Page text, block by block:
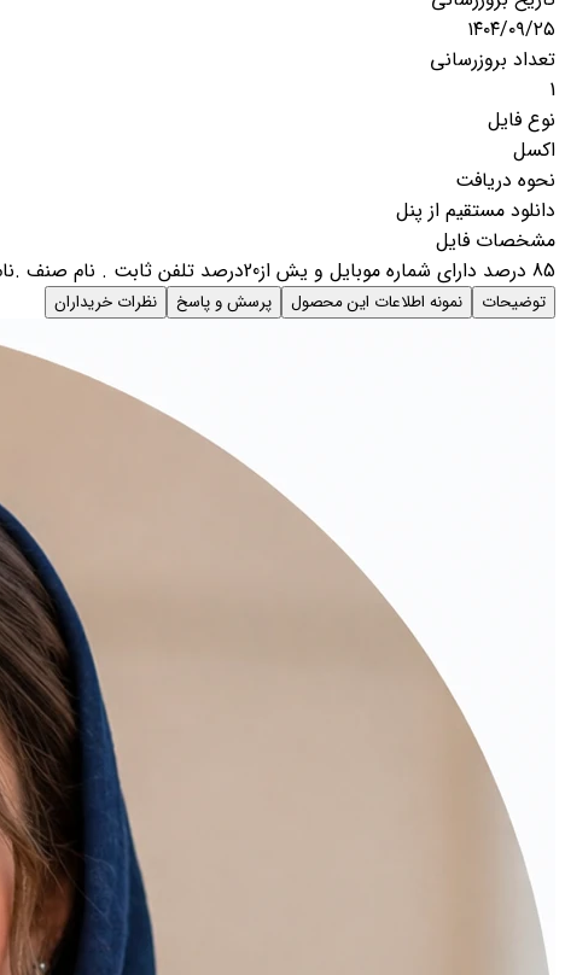
۱۴۰۴/۰۹/۲۵
تعداد بروزرسانی
1
نوع فایل
اکسل
نحوه دریافت
دانلود مستقیم از پنل
مشخصات فایل
85 درصد دارای شماره موبایل و یش از20درصد تلفن ثابت . نام صنف .نام مدیریت. آدرس . استان. شهر. گروه. زیر گروه
توضیحات نمونه اطلاعات این محصول پرسش و پاسخ نظرات خریداران